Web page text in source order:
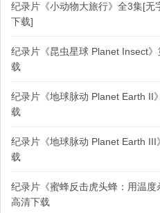
纪录片《小动物大旅行》全3集[
下载]
纪录片《昆虫星球 Planet Insect
载
纪录片《地球脉动 Planet Earth II
载
纪录片《地球脉动 Planet Earth
载
纪录片《蜜蜂反击虎头蜂：用温
高清下载